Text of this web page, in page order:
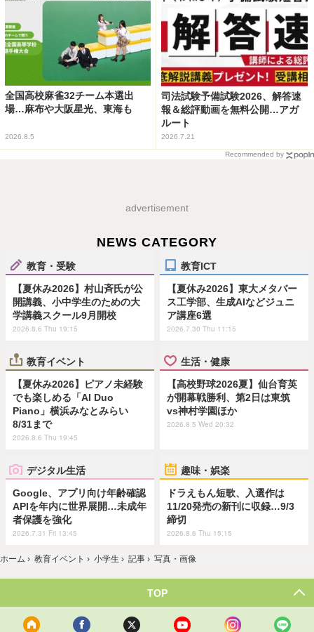
全国高校麻雀32チーム本選出
場…麻布や大阪星光、東海も
2026.8.5
司法試験予備試験2026、解答速
報＆総評動画を無料公開…アガ
ルート
2026.7.21
Recommended by
advertisement
NEWS CATEGORY
教育・受験
【夏休み2026】村山斉氏が公
開講義、小中学生のための大
学講義スクール9月開校
2026.8.6 Thu 19:15
教育ICT
【夏休み2026】東大メタバー
ス工学部、生成AIなどジュニ
ア講座6選
2026.7.30 Thu 11:15
教育イベント
【夏休み2026】ピアノ未経験
でも楽しめる「AI Duo
Piano」横浜みなとみらい
8/31まで
2026.8.6 Thu 19:45
生活・健康
【高校野球2026夏】仙台育英
が開幕戦勝利、第2日は東筑
vs神村学園ほか
2026.8.5 Wed 20:32
デジタル生活
Google、アプリ向け年齢確認
APIを年内に世界展開…未成年
者保護を強化
2026.7.31 Fri 13:45
趣味・娯楽
ドラえもん短歌、入選作は
11/20発売の新刊に収録…9/3
締切
2026.8.6 Thu 15:15
ホーム › 教育イベント › 小学生 › 記事 › 写真・画像
TOP